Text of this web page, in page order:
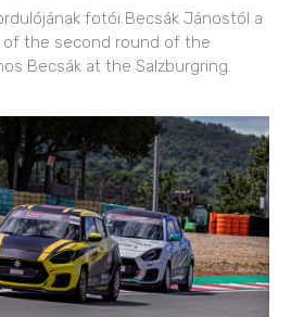
fotói Becsák Jánostól a
of the second round of the
Becsák at the Salzburgring.